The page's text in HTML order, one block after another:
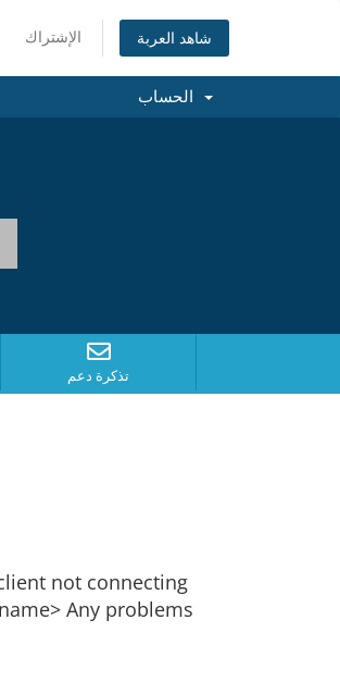
الإشتراك شاهد العربة
تذكرة دعم
not connecting
Any problems